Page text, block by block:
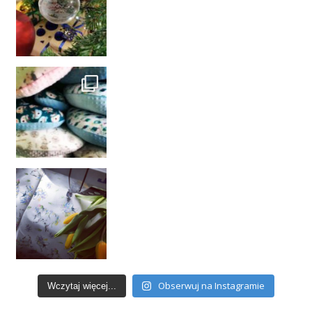
Wczytaj więcej... Obserwuj na Instagramie